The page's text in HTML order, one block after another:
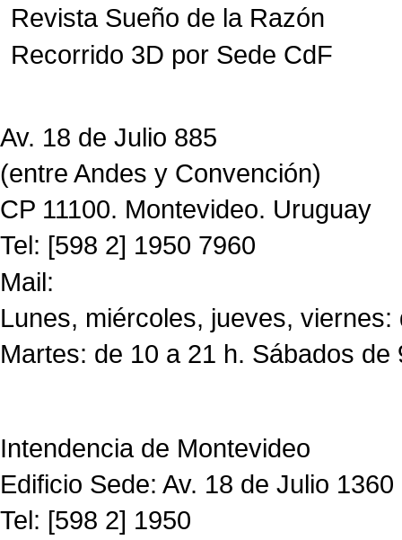
Revista Sueño de la Razón
Recorrido 3D por Sede CdF
Av. 18 de Julio 885
(entre Andes y Convención)
CP 11100. Montevideo. Uruguay
Tel: [598 2] 1950 7960
Mail:
Lunes, miércoles, jueves, viernes:
Martes: de 10 a 21 h. Sábados de
Intendencia de Montevideo
Edificio Sede: Av. 18 de Julio 1360
Tel: [598 2] 1950